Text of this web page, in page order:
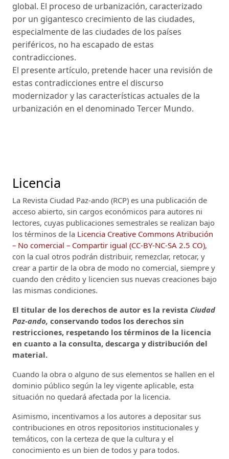
global. El proceso de urbanización, caracterizado
por un gigantesco crecimiento de las ciudades,
especialmente de las ciudades de los países
periféricos, no ha escapado de estas
contradicciones.
El presente artículo, pretende hacer una revisión de
estas contradicciones entre el discurso
modernizador y las características actuales de la
urbanización en el denominado Tercer Mundo.
Licencia
La Revista Ciudad Paz-ando (RCP) es una publicación de
acceso abierto, sin cargos económicos para autores ni
lectores, cuyas publicaciones semestrales se realizan bajo
los términos de la Licencia Creative Commons Atribución
– No comercial – Compartir igual (CC-BY-NC-SA 2.5 CO),
con la cual otros podrán distribuir, remezclar, retocar, y
crear a partir de la obra de modo no comercial, siempre y
cuando den crédito y licencien sus nuevas creaciones bajo
las mismas condiciones.
El titular de los derechos de autor es la revista Ciudad
Paz-ando, conservando todos los derechos sin
restricciones, respetando los términos de la licencia
en cuanto a la consulta, descarga y distribución del
material.
Cuando la obra o alguno de sus elementos se hallen en el
dominio público según la ley vigente aplicable, esta
situación no quedará afectada por la licencia.
Asimismo, incentivamos a los autores a depositar sus
contribuciones en otros repositorios institucionales y
temáticos, con la certeza de que la cultura y el
conocimiento es un bien de todos y para todos.